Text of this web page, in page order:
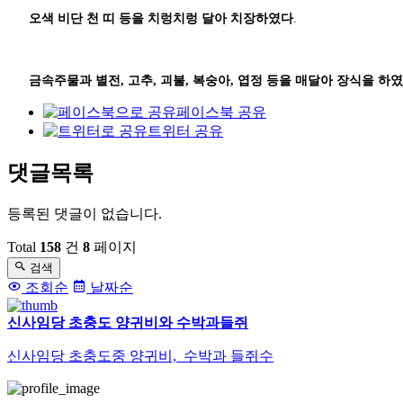
오색 비단 천 띠 등을 치렁치렁 달아 치장하였다.
금속주물과 별전, 고추, 괴불, 복숭아, 엽정 등을 매달아 장식을 하
페이스북 공유
트위터 공유
댓글목록
등록된 댓글이 없습니다.
Total 158 건 8 페이지
검색
조회순 날짜순
신사임당 초충도 양귀비와 수박과들쥐
신사임당 초충도중 양귀비, 수박과 들쥐수